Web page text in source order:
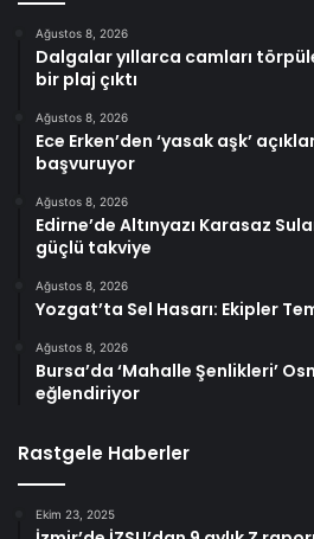
Ağustos 8, 2026
Dalgalar yıllarca camları
bir plaj çıktı
Ağustos 8, 2026
Ece Erken’den ‘yasak aşk’
başvuruyor
Ağustos 8, 2026
Edirne’de Altınyazı Karasaz
güçlü takviye
Ağustos 8, 2026
Yozgat’ta Sel Hasarı: Ekipler
Ağustos 8, 2026
Bursa’da ‘Mahalle Şenlikleri’
eğlendiriyor
Rastgele Haberler
Ekim 23, 2025